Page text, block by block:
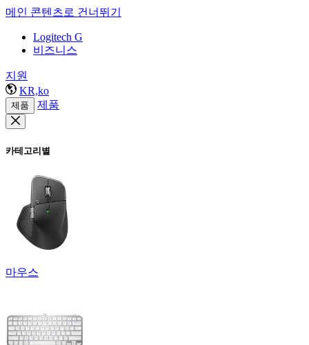
메인 콘텐츠로 건너뛰기
Logitech G
비즈니스
지원
KR,ko
제품 제품
카테고리별
마우스